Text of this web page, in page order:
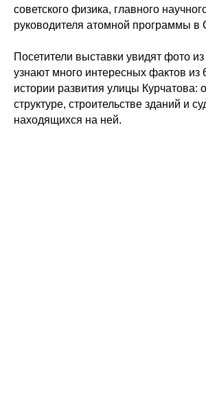
советского физика, главного
руководителя атомной программы
Посетители выставки увидят фото
узнают много интересных фактов из
истории развития улицы Курчатова:
структуре, строительстве зданий и
находящихся на ней.